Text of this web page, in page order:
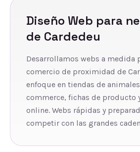
Diseño Web para
de Cardedeu
Desarrollamos webs a medida
comercio de proximidad de
enfoque en tiendas de
commerce, fichas de producto
online. Webs rápidas y
competir con las grandes